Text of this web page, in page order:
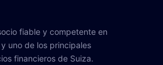
fiable y competente en
uno de los principales
financieros de Suiza.